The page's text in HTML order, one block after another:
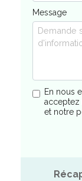
Message
En nous
acceptez
et notre